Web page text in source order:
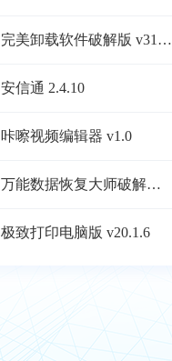
完美卸载软件破解版 v31.16
安信通 2.4.10
咔嚓视频编辑器 v1.0
万能数据恢复大师破解版 v6.3
极致打印电脑版 v20.1.6